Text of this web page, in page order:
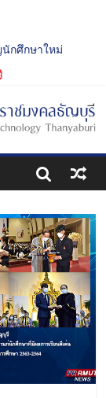
กศึกษาใหม่
Freshy
ามหาวิทยาลัย
กศึกษาใหม่